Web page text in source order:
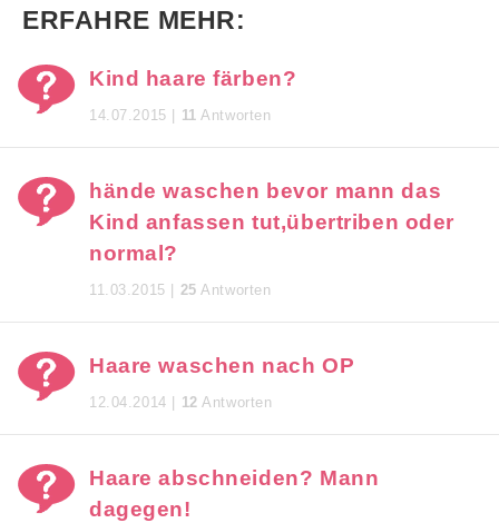
ERFAHRE MEHR:
Kind haare färben?
14.07.2015 | 11 Antworten
hände waschen bevor mann das
Kind anfassen tut,übertriben oder
normal?
11.03.2015 | 25 Antworten
Haare waschen nach OP
12.04.2014 | 12 Antworten
Haare abschneiden? Mann
dagegen!